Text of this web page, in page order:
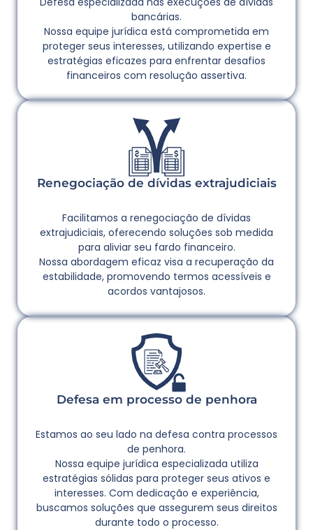
bancárias.
Nossa equipe jurídica está comprometida em
proteger seus interesses, utilizando expertise e
estratégias eficazes para enfrentar desafios
financeiros com resolução assertiva.
Renegociação de dívidas extrajudiciais
Facilitamos a renegociação de dívidas
extrajudiciais, oferecendo soluções sob medida
para aliviar seu fardo financeiro.
Nossa abordagem eficaz visa a recuperação da
estabilidade, promovendo termos acessíveis e
acordos vantajosos.
Defesa em processo de penhora
Estamos ao seu lado na defesa contra processos
de penhora.
Nossa equipe jurídica especializada utiliza
estratégias sólidas para proteger seus ativos e
interesses. Com dedicação e experiência,
buscamos soluções que assegurem seus direitos
durante todo o processo.